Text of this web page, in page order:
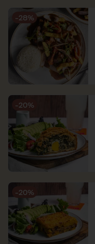
-28%
-20%
-20%